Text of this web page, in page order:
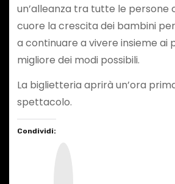
un’alleanza tra tutte le persone
cuore la crescita dei bambini
a continuare a vivere insieme ai
migliore dei modi possibili.
La biglietteria aprirà un’ora
spettacolo.
Condividi: